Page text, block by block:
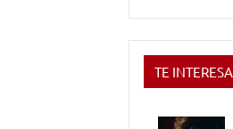
TE INTERESA